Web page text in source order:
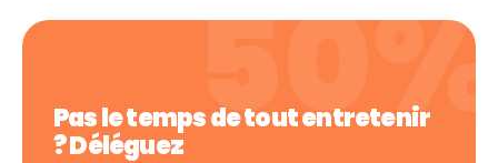
Pas le temps de tout entretenir
? Déléguez